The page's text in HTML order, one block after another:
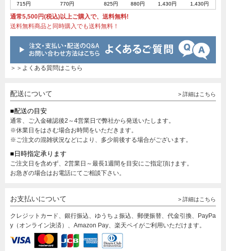
715円 770円 825円 880円 1,430円 1,430円
通常5,500円(税込)以上ご購入で、送料無料!
送料無料商品と同時購入でも送料無料！
＞＞よくある質問はこちら
配送について > 詳細はこちら
■配送の目安
通常、ご入金確認後2～4営業日で弊社から発送いたします。
※休業日をはさむ場合お時間をいただきます。
※ご注文の混雑状況などにより、多少前後する場合がございます。
■日時指定承ります
ご注文日を含めず、2営業日～最長1週間を目安にご指定頂けます。
お急ぎの場合はお電話にてご相談下さい。
お支払いについて > 詳細はこちら
クレジットカード、銀行振込、ゆうちょ振込、郵便振替、代金引換、PayPa
y（オンライン決済）、Amazon Pay、楽天ペイがご利用いただけます。